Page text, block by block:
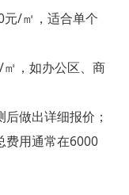
/㎡，适合单个
，如办公区、商
做出详细报价；
费用通常在6000